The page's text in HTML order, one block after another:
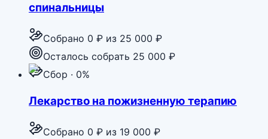
спинальницы
Собрано 0 ₽ из 25 000 ₽
Осталось собрать 25 000 ₽
Сбор · 0%
Лекарство на пожизненную терапию
Собрано 0 ₽ из 19 000 ₽